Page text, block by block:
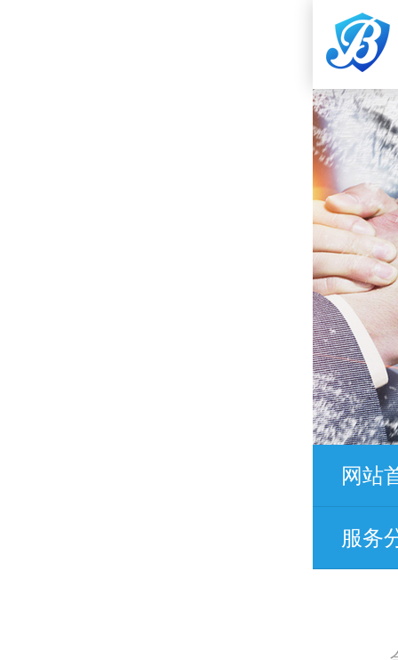
网站
服务